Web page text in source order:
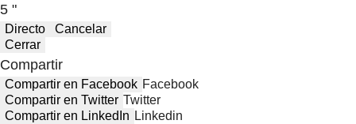
5 "
Directo
Cancelar
Cerrar
Compartir
Compartir en Facebook Facebook
Compartir en Twitter Twitter
Compartir en LinkedIn Linkedin